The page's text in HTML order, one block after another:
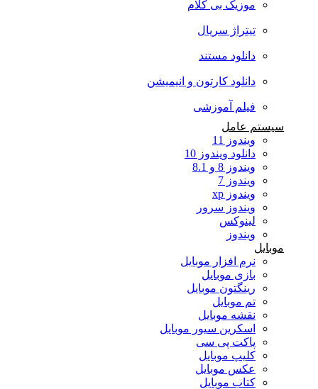
موزیک بی کلام
تیتراژ سریال
دانلود مستند
دانلود کارتون و انیمیشن
فیلم آموزشی
سیستم عامل
ویندوز 11
دانلود ویندوز 10
ویندوز 8 و 8.1
ویندوز 7
ویندوز xp
ویندوز سرور
لینوکس
ویندوز
موبایل
نرم افزار موبایل
بازی موبایل
رینگتون موبایل
تم موبایل
نقشه موبایل
اسکرین سیور موبایل
پاکت پی سی
کلیپ موبایل
عکس موبایل
کتاب موبایل